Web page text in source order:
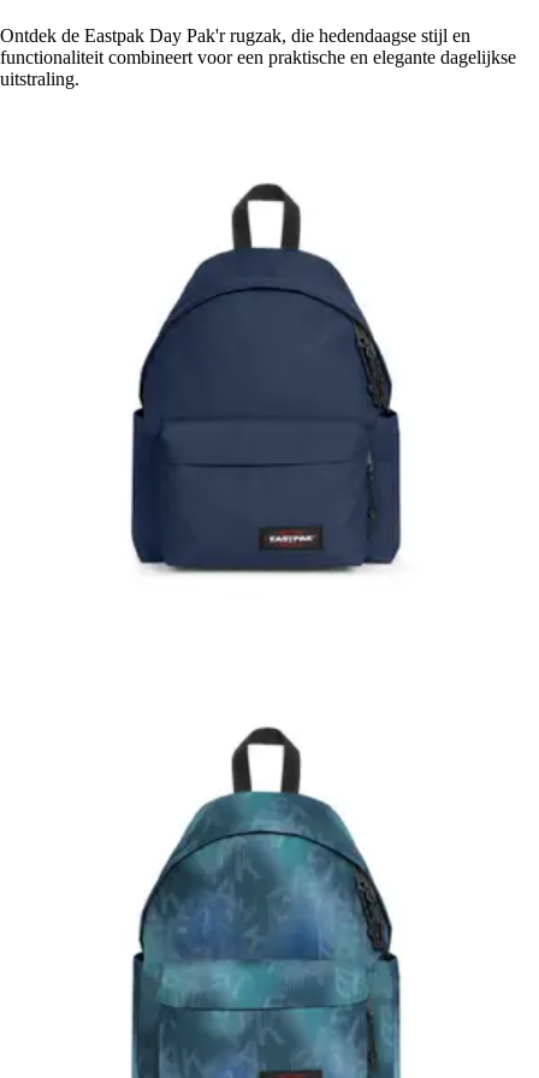
Ontdek de Eastpak Day Pak'r rugzak, die hedendaagse stijl en
functionaliteit combineert voor een praktische en elegante dagelijkse
uitstraling.